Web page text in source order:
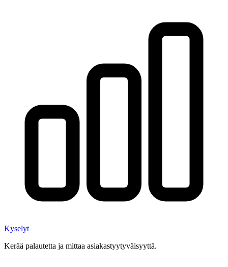
Kyselyt
Kerää palautetta ja mittaa asiakastyytyväisyyttä.